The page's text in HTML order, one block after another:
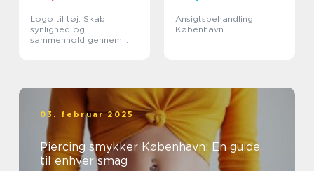
Logo til tøj: Skab
synlighed og
sammenhold gennem
Ansigtsbehandling i
København
03. februar 2025
Piercing smykker København: En guide
til enhver smag